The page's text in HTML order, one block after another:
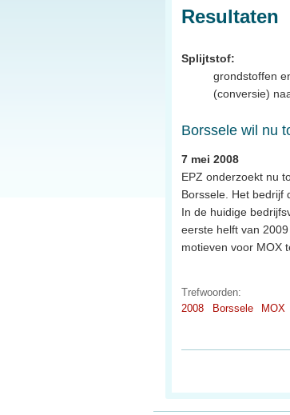
Resultaten
Splijtstof:
grondstoffen
(conversie)
Borssele wil nu
7 mei 2008
EPZ onderzoekt nu
Borssele. Het bedrijf
In de huidige
eerste helft van
motieven voor MOX
Trefwoorden:
2008
Borssele MOX